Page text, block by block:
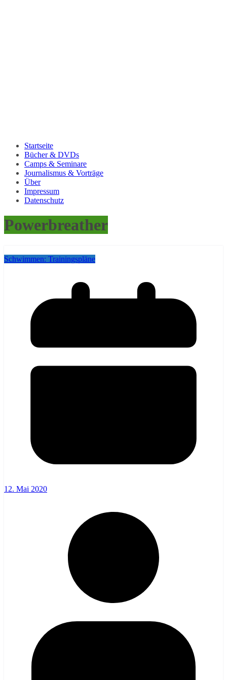
Startseite
Bücher & DVDs
Camps & Seminare
Journalismus & Vorträge
Über
Impressum
Datenschutz
Powerbreather
Schwimmen: Trainingspläne
12. Mai 2020